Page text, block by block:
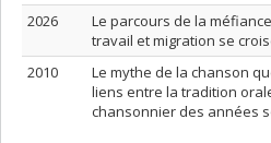
2026
Le parcours de la
travail et migration se
2010
Le mythe de la chanson
liens entre la tradition
chansonnier des années